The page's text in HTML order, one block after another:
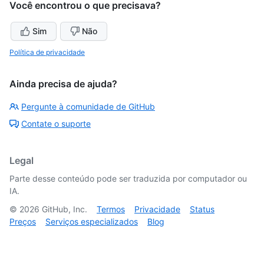
Você encontrou o que precisava?
Sim Não
Política de privacidade
Ainda precisa de ajuda?
Pergunte à comunidade de GitHub
Contate o suporte
Legal
Parte desse conteúdo pode ser traduzida por computador ou
IA.
© 2026 GitHub, Inc. Termos Privacidade
Status
Preços
Serviços especializados Blog